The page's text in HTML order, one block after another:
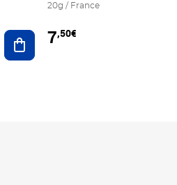
Ajouter au panier
20g / France
7,50€